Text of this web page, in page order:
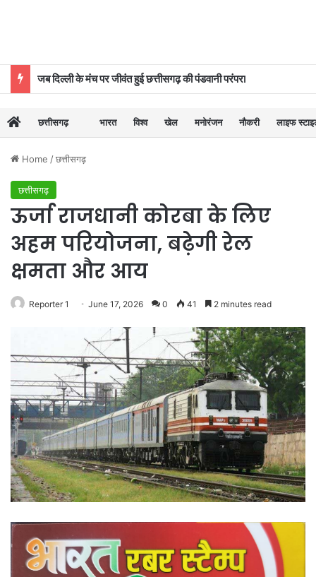
जब दिल्ली के मंच पर जीवंत हुई छत्तीसगढ़ की पंडवानी परंपरा
छत्तीसगढ़ भारत विश्व खेल मनोरंजन नौकरी लाइफ
Home /छत्तीसगढ़
छत्तीसगढ़
ऊर्जा राजधानी कोरबा के लिए
अहम परियोजना, बढ़ेगी रेल
क्षमता और आय
Reporter 1 June 17, 2026 0 41 2 minutes read